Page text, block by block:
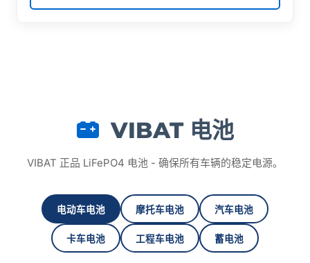
VIBAT 电池
VIBAT 正品 LiFePO4 电池 - 确保所有车辆的稳定电源。
电动车电池 摩托车电池 汽车电池
卡车电池 工程车电池 蓄电池